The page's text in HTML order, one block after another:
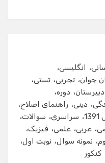
انگلیسی
جوان تجربی تستی
دبیرستان
دوره
دینی
راهنمای اصلاح
سراسری
سوالات
عربی علمی
فیزیک
نمونه سوال
نوبت اول
کنکور